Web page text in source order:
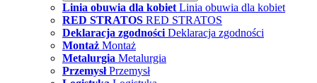
Linia obuwia dla kobiet Linia obuwia dla kobiet
RED STRATOS RED STRATOS
Deklaracja zgodności Deklaracja zgodności
Montaż Montaż
Metalurgia Metalurgia
Przemysł Przemysł